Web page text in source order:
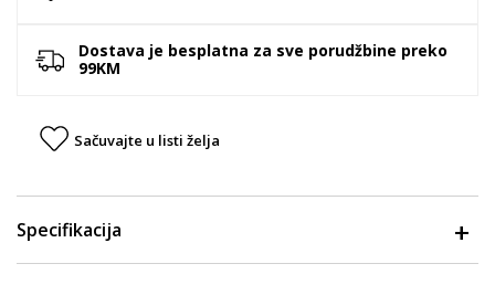
Dostava je besplatna za sve porudžbine preko
99KM
Sačuvajte u listi želja
Specifikacija